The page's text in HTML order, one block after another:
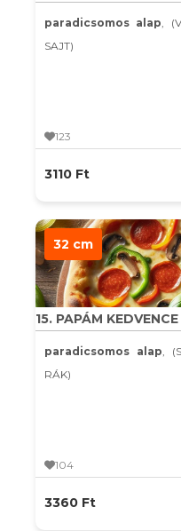
paradicsomos alap,
SAJT)
123
3110 Ft
32 cm
15. PAPÁM KEDVENCE
paradicsomos alap,
RÁK)
104
3360 Ft